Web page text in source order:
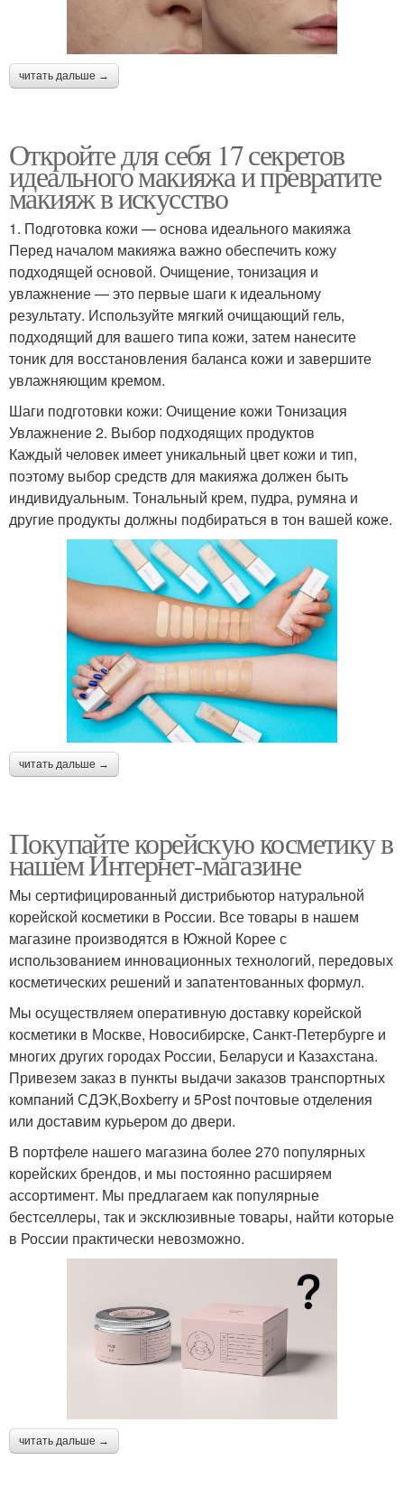
читать дальше →
Откройте для себя 17 секретов
идеального макияжа и превратите
макияж в искусство
1. Подготовка кожи — основа идеального макияжа
Перед началом макияжа важно обеспечить кожу
подходящей основой. Очищение, тонизация и
увлажнение — это первые шаги к идеальному
результату. Используйте мягкий очищающий гель,
подходящий для вашего типа кожи, затем нанесите
тоник для восстановления баланса кожи и завершите
увлажняющим кремом.
Шаги подготовки кожи: Очищение кожи Тонизация
Увлажнение 2. Выбор подходящих продуктов
Каждый человек имеет уникальный цвет кожи и тип,
поэтому выбор средств для макияжа должен быть
индивидуальным. Тональный крем, пудра, румяна и
другие продукты должны подбираться в тон вашей коже.
читать дальше →
Покупайте корейскую косметику в
нашем Интернет-магазине
Мы сертифицированный дистрибьютор натуральной
корейской косметики в России. Все товары в нашем
магазине производятся в Южной Корее с
использованием инновационных технологий, передовых
косметических решений и запатентованных формул.
Мы осуществляем оперативную доставку корейской
косметики в Москве, Новосибирске, Санкт-Петербурге и
многих других городах России, Беларуси и Казахстана.
Привезем заказ в пункты выдачи заказов транспортных
компаний СДЭК,Boxberry и 5Post почтовые отделения
или доставим курьером до двери.
В портфеле нашего магазина более 270 популярных
корейских брендов, и мы постоянно расширяем
ассортимент. Мы предлагаем как популярные
бестселлеры, так и эксклюзивные товары, найти которые
в России практически невозможно.
читать дальше →